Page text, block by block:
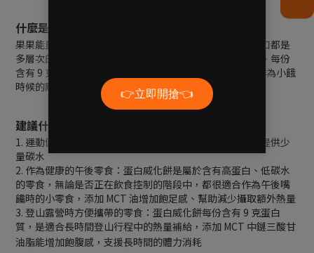
什麼是蛋白威化餅？
果果能量蛋白威化餅四層酥脆威化餅乾與蛋白內餡，每一口都是
多層次的酥脆享受，也是飲食控制時期最佳的高蛋白零食，每份
含有 9 克蛋白質，獨家奢侈添加 MCT 中鏈三酸甘油脂，作為小餓
時候的點心，增加飽足感又能攝取蛋白質
建議什麼時候食用蛋白威化餅？
1. 運動健身前後：蛋白威化餅每份含有 9 克蛋白質，並能提供少
量碳水
2. 作為健康的午後零食：蛋白威化餅是屬於含有高蛋白、低碳水
的零食，無論是否正在飲食控制的階段中，都很適合作為午後嘴
饞時的小零食，添加 MCT 油增加飽足感、幫助減少攝取額外熱量
3. 登山露營時方便攜帶的零食：蛋白威化餅每份含有 9 克蛋白
質，是適合長時間登山行程中的熱量補給，添加 MCT 中鏈三酸甘
油脂能增加飽腹感，支援長時間的體力消耗